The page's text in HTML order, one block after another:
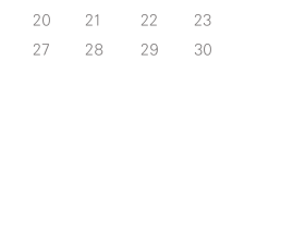
20 21 22
23
27 28 29
30